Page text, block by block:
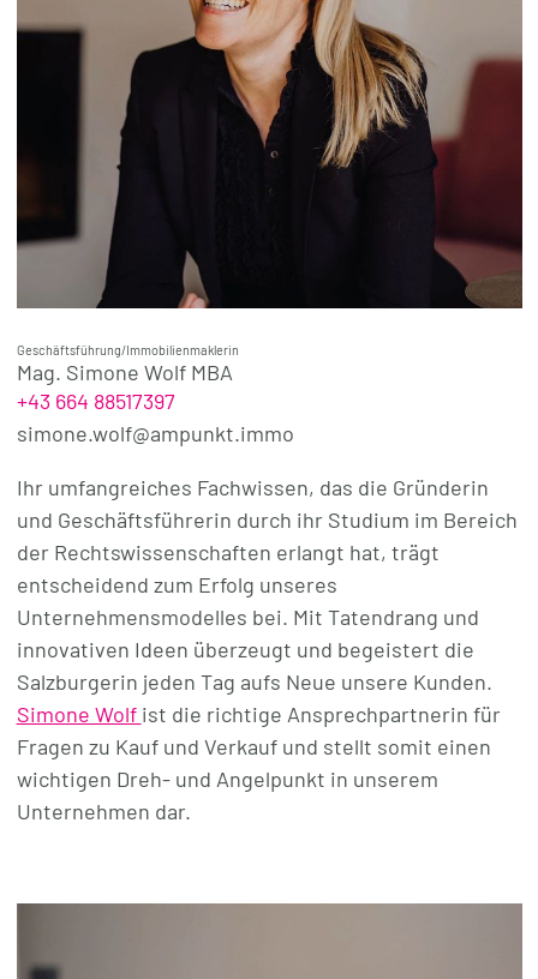
Geschäftsführung/Immobilienmaklerin
Mag. Simone Wolf MBA
+43 664 88517397
simone.wolf@ampunkt.immo
Ihr umfangreiches Fachwissen, das die Gründerin
und Geschäftsführerin durch ihr Studium im Bereich
der Rechtswissenschaften erlangt hat, trägt
entscheidend zum Erfolg unseres
Unternehmensmodelles bei. Mit Tatendrang und
innovativen Ideen überzeugt und begeistert die
Salzburgerin jeden Tag aufs Neue unsere Kunden.
Simone Wolf ist die richtige Ansprechpartnerin für
Fragen zu Kauf und Verkauf und stellt somit einen
wichtigen Dreh- und Angelpunkt in unserem
Unternehmen dar.